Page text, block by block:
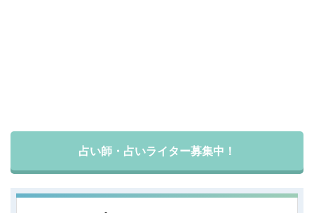
占い師・占いライター募集中！